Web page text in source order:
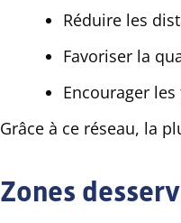
Réduire les
Favoriser la
Encourager
Grâce à ce réseau, la
Zones